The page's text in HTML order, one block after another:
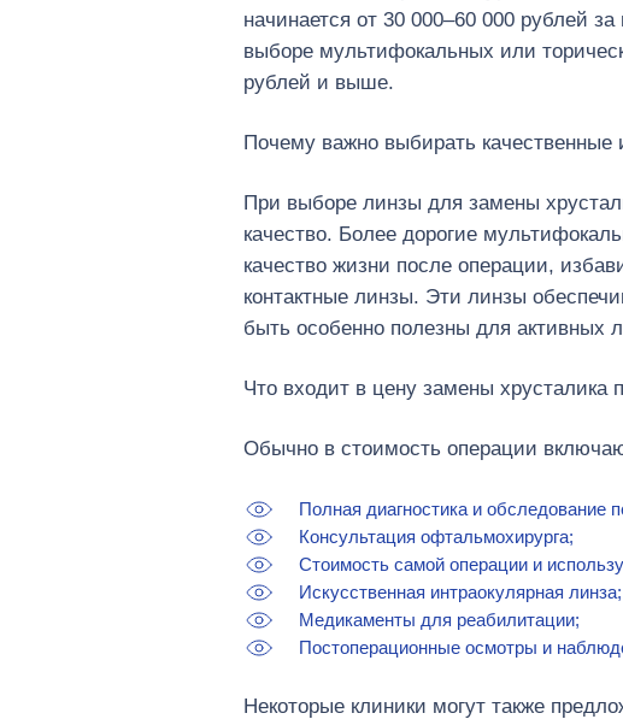
начинается от 30 000–60 000 рублей
выборе мультифокальных или
рублей и выше.
Почему важно выбирать качественные
При выборе линзы для замены
качество. Более дорогие
качество жизни после операции,
контактные линзы. Эти линзы
быть особенно полезны для
Что входит в цену замены хрусталика
Обычно в стоимость операции
Полная диагностика и обследование
Консультация офтальмохирурга;
Стоимость самой операции и
Искусственная интраокулярная линза;
Медикаменты для реабилитации;
Постоперационные осмотры и
Некоторые клиники могут также